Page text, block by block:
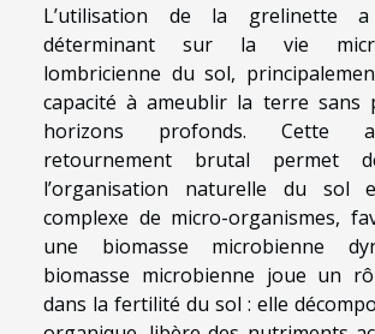
L’utilisation de la grelinette
déterminant sur la vie
lombricienne du sol,
capacité à ameublir la terre sans
horizons profonds. Cette
retournement brutal permet
l’organisation naturelle du sol
complexe de micro-organismes,
une biomasse microbienne
biomasse microbienne joue un
dans la fertilité du sol : elle